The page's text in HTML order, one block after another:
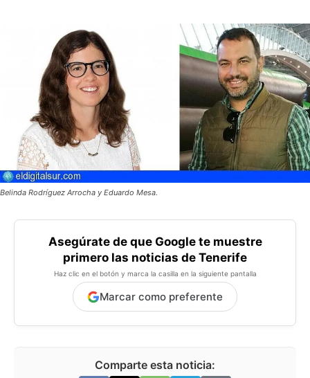
Belinda Rodríguez Arrocha y Eduardo Mesa.
Asegúrate de que Google te muestre
primero las noticias de Tenerife
Haz clic en el botón y marca la casilla en la siguiente pantalla
Marcar como preferente
Comparte esta noticia: